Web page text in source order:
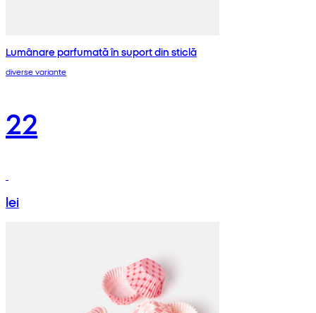
Lumânare parfumată în suport din sticlă
diverse variante
22
lei